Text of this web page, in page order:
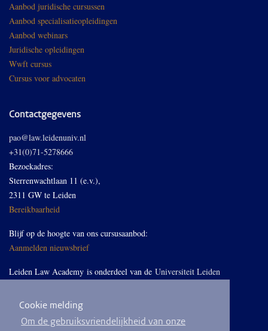
Cookie melding
Om de gebruiksvriendelijkheid van onze
Aanbod juridische cursussen
Aanbod specialisatieopleidingen
Aanbod webinars
Juridische opleidingen
Wwft cursus
Cursus voor advocaten
Contactgegevens
pao@law.leidenuniv.nl
+31(0)71-5278666
Bezoekadres:
Sterrenwachtlaan 11 (e.v.),
2311 GW te Leiden
Bereikbaarheid
Blijf op de hoogte van ons cursusaanbod:
Aanmelden nieuwsbrief
Leiden Law Academy is onderdeel van de Universiteit Leiden
Volg ons op LinkedIn